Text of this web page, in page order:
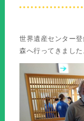
世界遺産センター
森へ行ってきました